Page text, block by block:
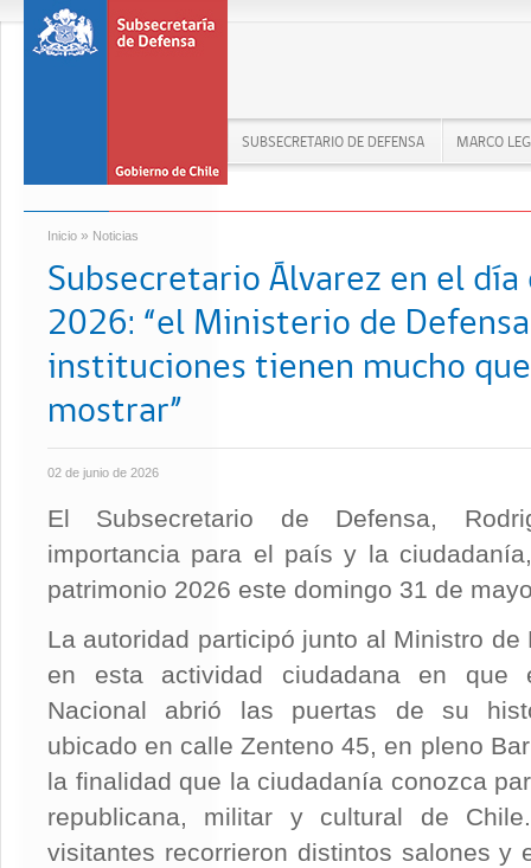
SUBSECRETARIO DE DEFENSA MARCO
Inicio » Noticias
Subsecretario Álvarez en el
2026: “el Ministerio de
instituciones tienen mucho
mostrar”
02 de junio de 2026
El Subsecretario de Defensa,
importancia para el país y la
patrimonio 2026 este domingo 31 de
La autoridad participó junto al Ministro de
en esta actividad ciudadana en que
Nacional abrió las puertas de su
ubicado en calle Zenteno 45, en pleno
la finalidad que la ciudadanía conozca
republicana, militar y cultural de
visitantes recorrieron distintos salones y